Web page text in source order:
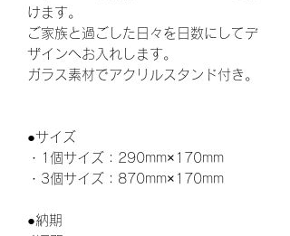
けます。
ご家族と過ごした日々を日数にしてデ
ザインへお入れします。
ガラス素材でアクリルスタンド付き。
●サイズ
・1個サイズ：290mm×170mm
・3個サイズ：870mm×170mm
●納期